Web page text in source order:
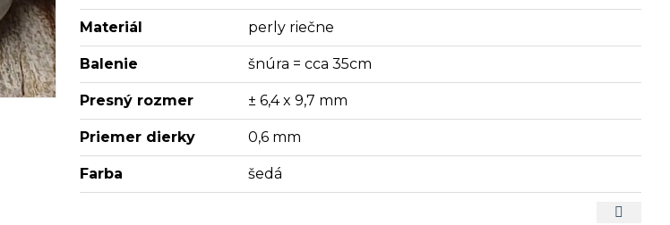
Materiál perly riečne
Balenie šnúra = cca 35cm
Presný rozmer ± 6,4 x 9,7 mm
Priemer dierky 0,6 mm
Farba šedá